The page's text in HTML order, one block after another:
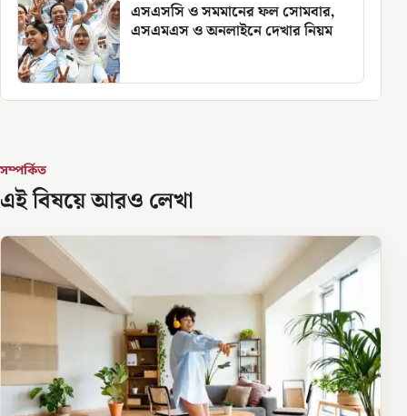
এসএসসি ও সমমানের ফল সোমবার,
এসএমএস ও অনলাইনে দেখার নিয়ম
সম্পর্কিত
এই বিষয়ে আরও লেখা